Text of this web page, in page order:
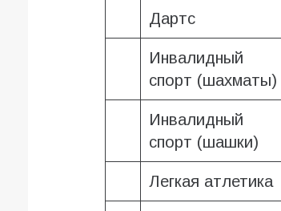
Дартс
Инвалидный
спорт (шахматы)
Инвалидный
спорт (шашки)
Легкая атлетика